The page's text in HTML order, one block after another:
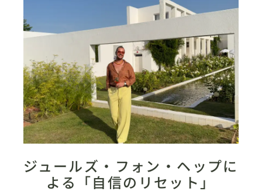
ジュールズ・フォン・ヘップに
よる「自信のリセット」